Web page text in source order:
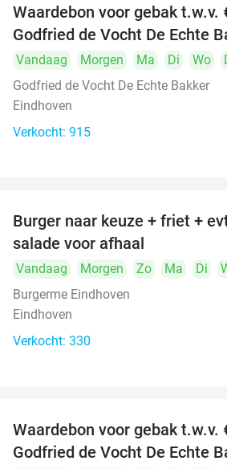
Waardebon voor gebak t.w.v.
Godfried de Vocht De Echte
Vandaag Morgen Ma Di Wo
Godfried de Vocht De Echte Bakker
Eindhoven
Verkocht: 915
Burger naar keuze + friet +
salade voor afhaal
Vandaag Morgen Zo Ma Di
Burgerme Eindhoven
Eindhoven
Verkocht: 330
Waardebon voor gebak t.w.v.
Godfried de Vocht De Echte